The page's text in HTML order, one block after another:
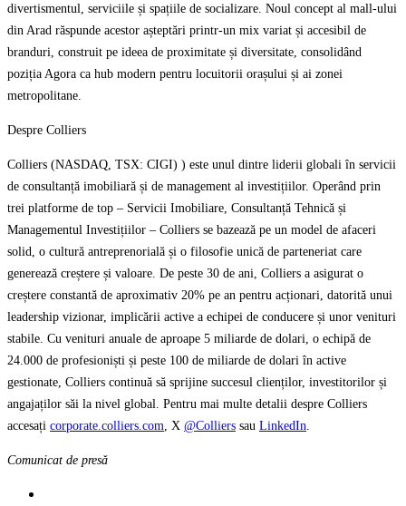
divertismentul, serviciile și spațiile de socializare. Noul concept al mall-ului
din Arad răspunde acestor așteptări printr-un mix variat și accesibil de
branduri, construit pe ideea de proximitate și diversitate, consolidând
poziția Agora ca hub modern pentru locuitorii orașului și ai zonei
metropolitane.
Despre Colliers
Colliers (NASDAQ, TSX: CIGI) ) este unul dintre liderii globali în servicii
de consultanță imobiliară și de management al investițiilor. Operând prin
trei platforme de top – Servicii Imobiliare, Consultanță Tehnică și
Managementul Investițiilor – Colliers se bazează pe un model de afaceri
solid, o cultură antreprenorială și o filosofie unică de parteneriat care
generează creștere și valoare. De peste 30 de ani, Colliers a asigurat o
creștere constantă de aproximativ 20% pe an pentru acționari, datorită unui
leadership vizionar, implicării active a echipei de conducere și unor venituri
stabile. Cu venituri anuale de aproape 5 miliarde de dolari, o echipă de
24.000 de profesioniști și peste 100 de miliarde de dolari în active
gestionate, Colliers continuă să sprijine succesul clienților, investitorilor și
angajaților săi la nivel global. Pentru mai multe detalii despre Colliers
accesați corporate.colliers.com , X @Colliers sau LinkedIn
Comunicat de presǎ